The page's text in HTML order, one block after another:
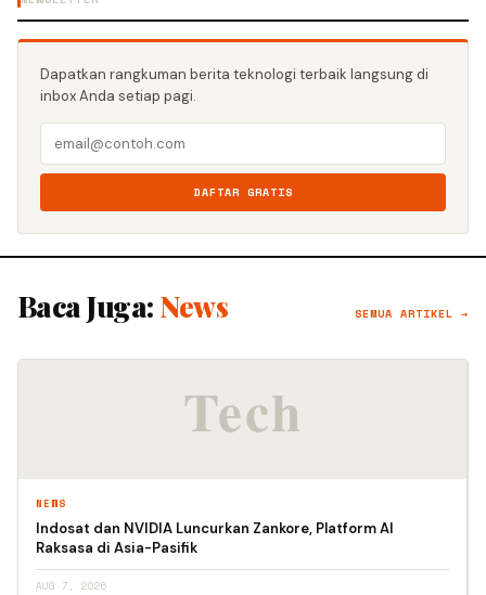
Dapatkan rangkuman berita teknologi terbaik langsung di
inbox Anda setiap pagi.
DAFTAR GRATIS
Baca Juga: News SEMUA ARTIKEL →
NEWS
Indosat dan NVIDIA Luncurkan Zankore, Platform AI
Raksasa di Asia-Pasifik
AUG 7, 2026